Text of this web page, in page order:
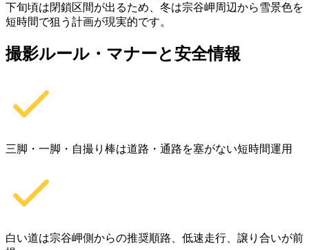
下旬頃は閉鎖区間が出るため、冬は宗谷岬周辺から雪景色を
短時間で狙う計画が現実的です。
撮影ルール・マナーと安全情報
三脚・一脚・自撮り棒は道路・通路を塞がない短時間運用
白い道は宗谷岬側からの推奨順路、低速走行、譲り合いが前